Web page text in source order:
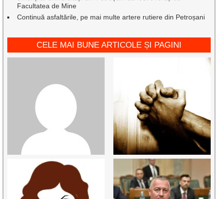
Facultatea de Mine
Continuă asfaltările, pe mai multe artere rutiere din Petroșani
CELE MAI BUNE ARTICOLE ȘI PAGINI